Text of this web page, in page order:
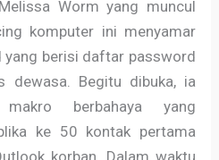
Worm yang muncul
komputer ini menyamar
yang berisi daftar password
dewasa. Begitu dibuka, ia
berbahaya yang
ke 50 kontak pertama
korban. Dalam waktu